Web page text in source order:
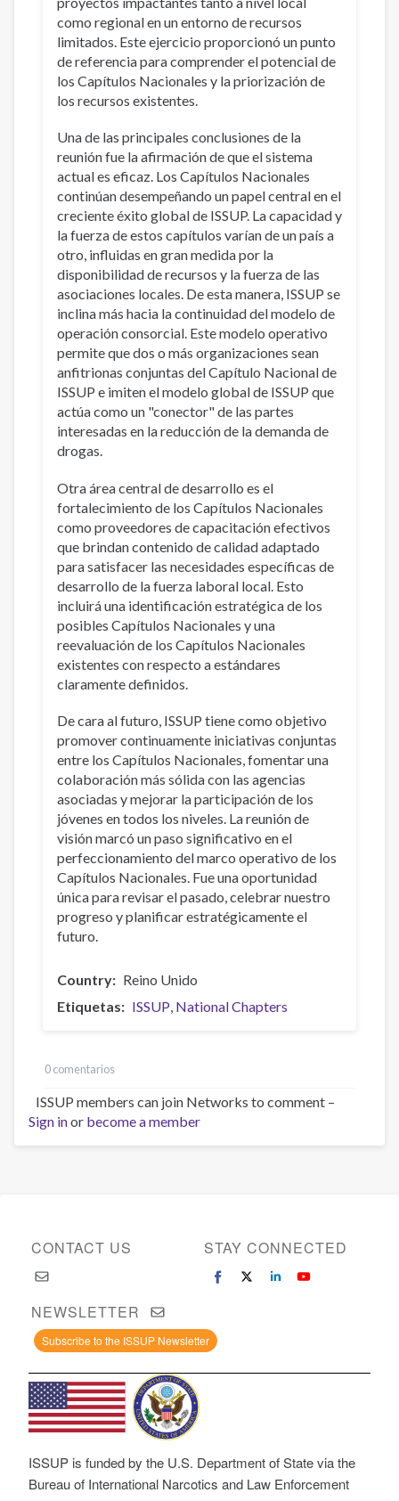
como regional en un entorno de recursos
limitados. Este ejercicio proporcionó un punto
de referencia para comprender el potencial de
los Capítulos Nacionales y la priorización de
los recursos existentes.
Una de las principales conclusiones de la
reunión fue la afirmación de que el sistema
actual es eficaz. Los Capítulos Nacionales
continúan desempeñando un papel central en el
creciente éxito global de ISSUP. La capacidad y
la fuerza de estos capítulos varían de un país a
otro, influidas en gran medida por la
disponibilidad de recursos y la fuerza de las
asociaciones locales. De esta manera, ISSUP se
inclina más hacia la continuidad del modelo de
operación consorcial. Este modelo operativo
permite que dos o más organizaciones sean
anfitrionas conjuntas del Capítulo Nacional de
ISSUP e imiten el modelo global de ISSUP que
actúa como un "conector" de las partes
interesadas en la reducción de la demanda de
drogas.
Otra área central de desarrollo es el
fortalecimiento de los Capítulos Nacionales
como proveedores de capacitación efectivos
que brindan contenido de calidad adaptado
para satisfacer las necesidades específicas de
desarrollo de la fuerza laboral local. Esto
incluirá una identificación estratégica de los
posibles Capítulos Nacionales y una
reevaluación de los Capítulos Nacionales
existentes con respecto a estándares
claramente definidos.
De cara al futuro, ISSUP tiene como objetivo
promover continuamente iniciativas conjuntas
entre los Capítulos Nacionales, fomentar una
colaboración más sólida con las agencias
asociadas y mejorar la participación de los
jóvenes en todos los niveles. La reunión de
visión marcó un paso significativo en el
perfeccionamiento del marco operativo de los
Capítulos Nacionales. Fue una oportunidad
única para revisar el pasado, celebrar nuestro
progreso y planificar estratégicamente el
futuro.
Country
Reino Unido
Etiquetas
ISSUP National Chapters
0 comentarios
ISSUP members can join Networks to comment –
Sign inor become a member
CONTACT US STAY CONNECTED
NEWSLETTER
Subscribe to the ISSUP Newsletter
ISSUP is funded by the U.S. Department of State via the
Bureau of International Narcotics and Law Enforcement